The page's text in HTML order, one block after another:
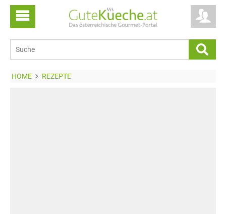
HOME REZEPTE